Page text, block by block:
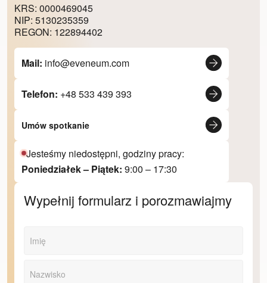
KRS: 0000469045
NIP: 5130235359
REGON: 122894402
Mail: info@eveneum.com
Telefon: +48 533 439 393
Umów spotkanie
Jesteśmy niedostępni, godziny pracy:
Poniedziałek – Piątek: 9:00 – 17:30
Wypełnij formularz i porozmawiajmy